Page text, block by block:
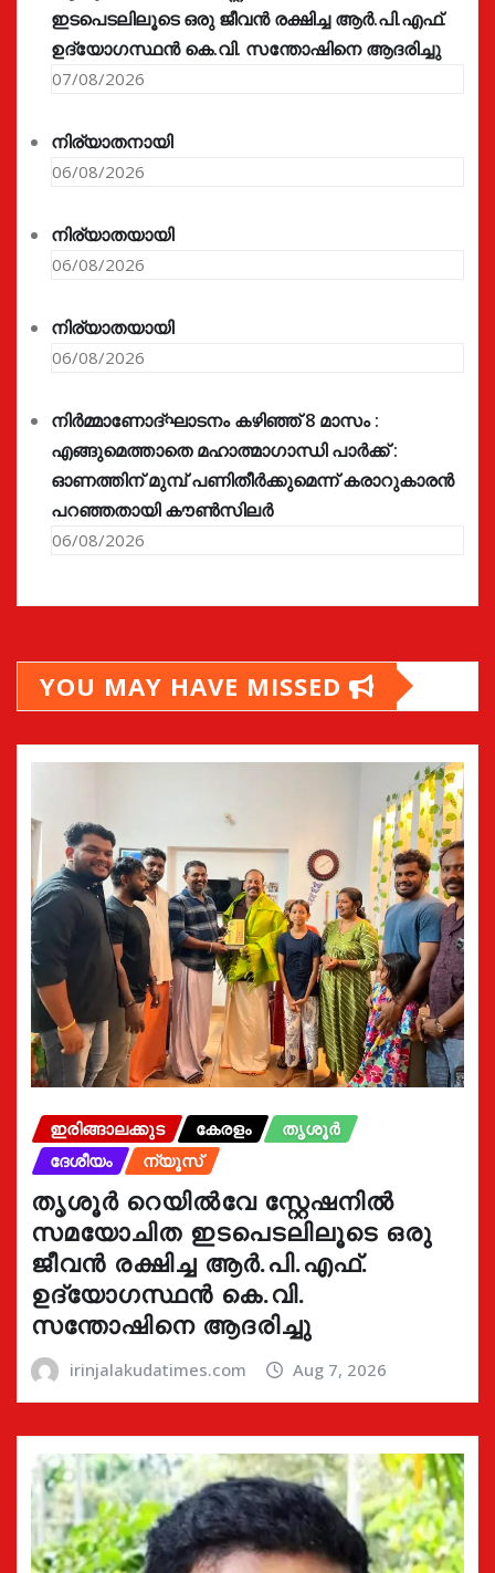
ഇടപെടലിലൂടെ ഒരു ജീവൻ രക്ഷിച്ച ആർ.പി.എഫ്.
ഉദ്യോഗസ്ഥൻ കെ.വി. സന്തോഷിനെ ആദരിച്ചു
07/08/2026
നിര്യാതനായി
06/08/2026
നിര്യാതയായി
06/08/2026
നിര്യാതയായി
06/08/2026
നിർമ്മാണോദ്ഘാടനം കഴിഞ്ഞ് 8 മാസം :
എങ്ങുമെത്താതെ മഹാത്മാഗാന്ധി പാർക്ക് :
ഓണത്തിന് മുമ്പ് പണിതീർക്കുമെന്ന് കരാറുകാരൻ
പറഞ്ഞതായി കൗൺസിലർ
06/08/2026
YOU MAY HAVE MISSED
ഇരിങ്ങാലക്കുട കേരളം
തൃശൂർ
ദേശീയം
ന്യൂസ്
തൃശൂർ റെയിൽവേ സ്റ്റേഷനിൽ
സമയോചിത ഇടപെടലിലൂടെ ഒരു
ജീവൻ രക്ഷിച്ച ആർ.പി.എഫ്.
ഉദ്യോഗസ്ഥൻ കെ.വി.
സന്തോഷിനെ ആദരിച്ചു
irinjalakudatimes.com Aug 7, 2026